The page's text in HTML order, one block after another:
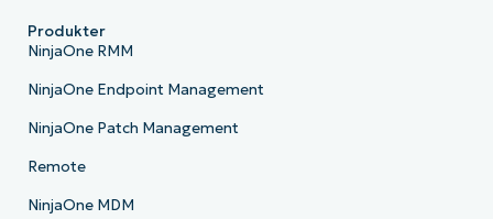
Produkter
NinjaOne RMM
NinjaOne Endpoint Management
NinjaOne Patch Management
Remote
NinjaOne MDM